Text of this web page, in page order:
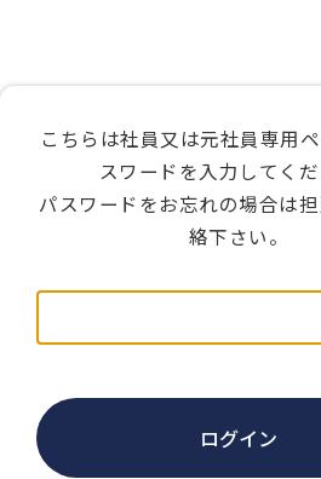
こちらは社員又は元社員専用
スワードを入力してくだ
パスワードをお忘れの場合は
絡下さい。
ログイン